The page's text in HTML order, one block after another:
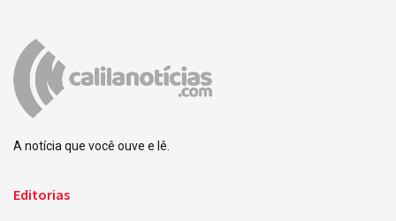
A notícia que você ouve e lê.
Editorias